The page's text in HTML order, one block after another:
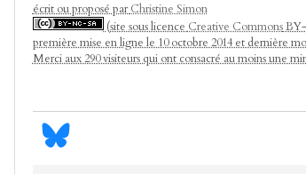
écrit ou proposé parChristine Simon
(site sous licence Creative Commons
première mise en ligne le 10 octobre 2014 et dernière
Merci aux 290 visiteurs qui ont consacré au moins une